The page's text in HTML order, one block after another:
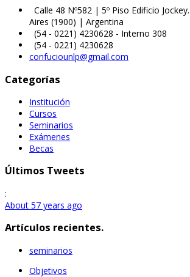
Calle 48 Nº582 | 5º Piso Edificio
Aires (1900) | Argentina
(54 - 0221) 4230628 - Interno 308
(54 - 0221) 4230628
confuciounlp@gmail.com
Categorías
Institución
Cursos
Seminarios
Exámenes
Becas
Últimos Tweets
:
About 57 years ago
Artículos recientes.
seminarios
Objetivos